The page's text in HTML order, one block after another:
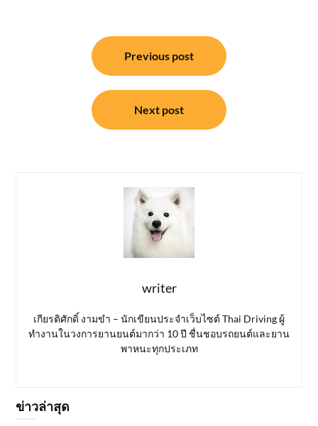
Previous post
Next post
writer
เกียรติศักดิ์ งามขำ – นักเขียนประจำเว็บไซต์ Thai Driving ผู้
ทำงานในวงการยานยนต์มากว่า 10 ปี ชื่นชอบรถยนต์และยาน
พาหนะทุกประเภท
ข่าวล่าสุด